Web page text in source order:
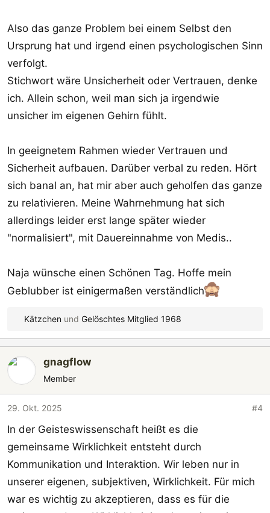
Also das ganze Problem bei einem Selbst den
Ursprung hat und irgend einen psychologischen Sinn
verfolgt.
Stichwort wäre Unsicherheit oder Vertrauen, denke
ich. Allein schon, weil man sich ja irgendwie
unsicher im eigenen Gehirn fühlt.
In geeignetem Rahmen wieder Vertrauen und
Sicherheit aufbauen. Darüber verbal zu reden. Hört
sich banal an, hat mir aber auch geholfen das ganze
zu relativieren. Meine Wahrnehmung hat sich
allerdings leider erst lange später wieder
"normalisiert", mit Dauereinnahme von Medis..
Naja wünsche einen Schönen Tag. Hoffe mein
Geblubber ist einigermaßen verständlich
e
k
o
e
n
Kätzchen und Gelöschtes Mitglied 1968
gnagflow
Member
29. Okt. 2025 #4
In der Geisteswissenschaft heißt es die
gemeinsame Wirklichkeit entsteht durch
Kommunikation und Interaktion. Wir leben nur in
unserer eigenen, subjektiven, Wirklichkeit. Für mich
war es wichtig zu akzeptieren, dass es für die